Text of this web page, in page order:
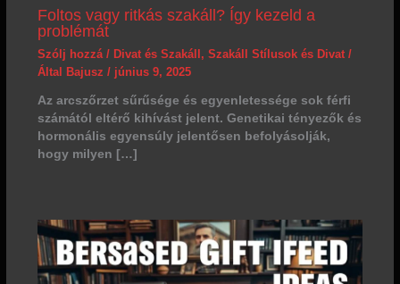
Foltos vagy ritkás szakáll? Így kezeld a
problémát
Szólj hozzá / Divat és Szakáll, Szakáll Stílusok és Divat/
Által Bajusz / június 9, 2025
Az arcszőrzet sűrűsége és egyenletessége sok férfi
számától eltérő kihívást jelent. Genetikai tényezők és
hormonális egyensúly jelentősen befolyásolják,
hogy milyen […]